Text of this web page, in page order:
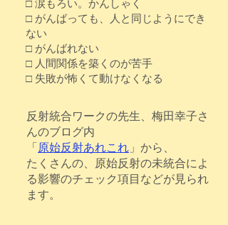
□ 涙もろい。かんしゃく
□ がんばっても、人と同じようにでき
ない
□ がんばれない
□ 人間関係を築くのが苦手
□ 失敗が怖くて動けなくなる
反射統合ワークの先生、梅田幸子さ
んのブログ内
「 原始反射あれこれ 」 から、
​たくさんの、原始反射の未統合によ
る影響のチェック項目などが見られ
ます。​